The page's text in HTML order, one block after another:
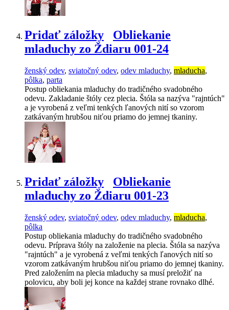
Pridať záložky
Obliekanie
mladuchy zo Ždiaru 001-24
ženský odev, sviatočný odev, odev mladuchy, mladucha,
pôlka, parta
Postup obliekania mladuchy do tradičného svadobného
odevu. Zakladanie štóly cez plecia. Štóla sa nazýva "rajntúch"
a je vyrobená z veľmi tenkých ľanových nití so vzorom
zatkávaným hrubšou niťou priamo do jemnej tkaniny.
Pridať záložky
Obliekanie
mladuchy zo Ždiaru 001-23
ženský odev, sviatočný odev, odev mladuchy, mladucha,
pôlka
Postup obliekania mladuchy do tradičného svadobného
odevu. Príprava štóly na založenie na plecia. Štóla sa nazýva
"rajntúch" a je vyrobená z veľmi tenkých ľanových nití so
vzorom zatkávaným hrubšou niťou priamo do jemnej tkaniny.
Pred založením na plecia mladuchy sa musí preložiť na
polovicu, aby boli jej konce na každej strane rovnako dlhé.